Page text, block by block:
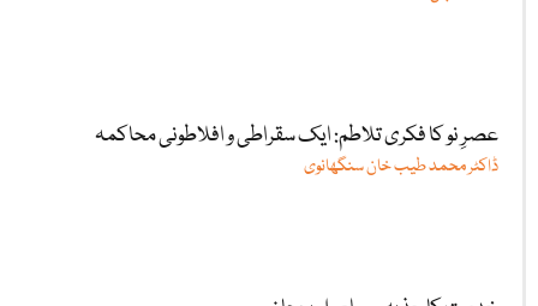
عصرِ نو کا فکری تلاطم: ایک سقراطی و افلاطونی محاکمہ
ڈاکٹر محمد طیب خان سنگھانوی